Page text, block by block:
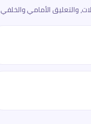
والتعليق الأمامي والخلفي